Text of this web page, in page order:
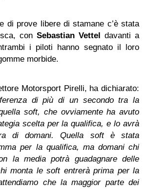
di prove libere di stamane c’è stata
con Sebastian Vettel
davanti a
i piloti hanno segnato il loro
morbide.
Motorsport Pirelli, ha dichiarato:
di più di un secondo tra la
soft, che ovviamente ha avuto
scelta per la qualifica, e lo avrà
di domani. Quella soft è stata
per la qualifica, ma domani chi
la media potrà guadagnare delle
monta le soft entrerà prima per la
che la maggior parte dei